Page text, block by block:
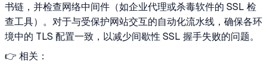
书链，并检查网络中间件（如企业代理或杀毒软件的 SSL 检
查工具）。对于与受保护网站交互的自动化流水线，确保各环
境中的 TLS 配置一致，以减少间歇性 SSL 握手失败的问题。
👉 相关：